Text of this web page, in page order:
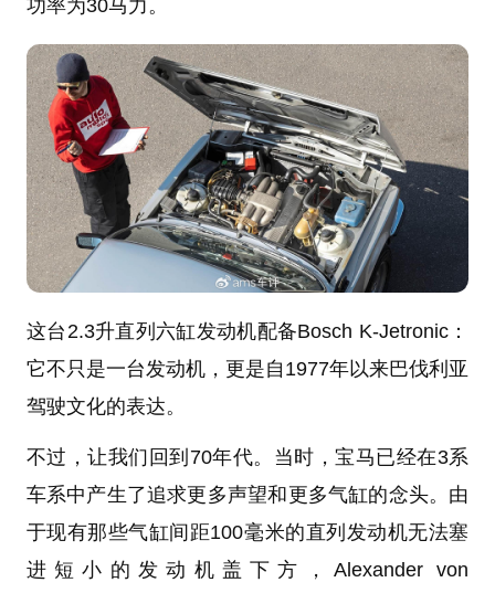
功率为30马力。
这台2.3升直列六缸发动机配备Bosch K-Jetronic：
它不只是一台发动机，更是自1977年以来巴伐利亚
驾驶文化的表达。
不过，让我们回到70年代。当时，宝马已经在3系
车系中产生了追求更多声望和更多气缸的念头。由
于现有那些气缸间距100毫米的直列发动机无法塞
进短小的发动机盖下方，Alexander von